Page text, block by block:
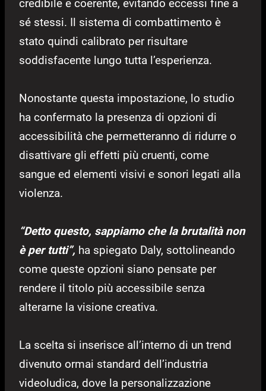
credibile e coerente, evitando eccessi fine a
sé stessi. Il sistema di combattimento è
stato quindi calibrato per risultare
soddisfacente lungo tutta l’esperienza.
Nonostante questa impostazione, lo studio
ha confermato la presenza di opzioni di
accessibilità che permetteranno di ridurre o
disattivare gli effetti più cruenti, come
sangue ed elementi visivi e sonori legati alla
violenza.
“Detto questo, sappiamo che la brutalità non
è per tutti”, ha spiegato Daly, sottolineando
come queste opzioni siano pensate per
rendere il titolo più accessibile senza
alterarne la visione creativa.
La scelta si inserisce all’interno di un trend
divenuto ormai standard dell’industria
videoludica, dove la personalizzazione